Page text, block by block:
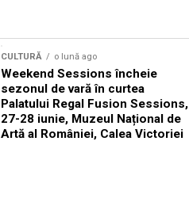
CULTURĂ o lună ago
Weekend Sessions încheie
sezonul de vară în curtea
Palatului Regal Fusion Sessions,
27-28 iunie, Muzeul Național de
Artă al României, Calea Victoriei